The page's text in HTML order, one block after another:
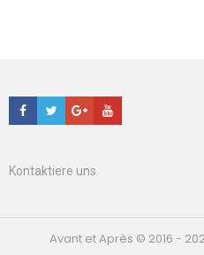
Facebook
TwitterGoogle+Youtube
Kontaktiere uns
Avant et Après © 2016 -